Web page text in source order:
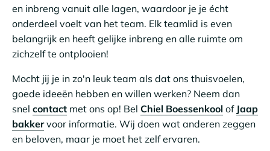
en inbreng vanuit alle lagen, waardoor je je écht
onderdeel voelt van het team. Elk teamlid is even
belangrijk en heeft gelijke inbreng en alle ruimte om
zichzelf te ontplooien!
Mocht jij je in zo'n leuk team als dat ons thuisvoelen,
goede ideeën hebben en willen werken? Neem dan
snel contact met ons op! Bel Chiel Boessenkool of Jaap
bakkervoor informatie. Wij doen wat anderen zeggen
en beloven, maar je moet het zelf ervaren.